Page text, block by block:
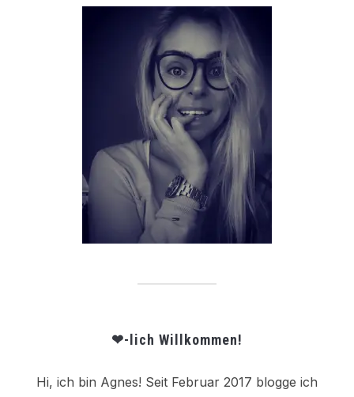
❤-lich Willkommen!
Hi, ich bin Agnes! Seit Februar 2017 blogge ich